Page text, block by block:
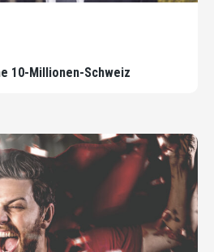
10-Millionen-Schweiz